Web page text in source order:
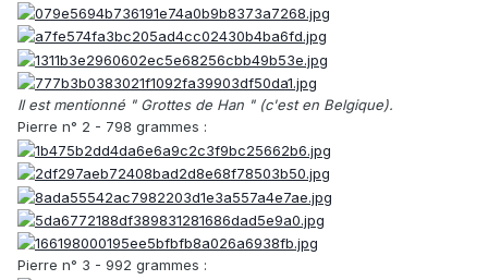
Il est mentionné " Grottes de Han " (c'est en Belgique).
Pierre n° 2 - 798 grammes :
Pierre n° 3 - 992 grammes :